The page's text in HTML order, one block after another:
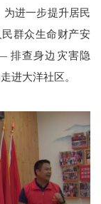
进一步提升居民
群众生命财产安
排查身边灾害隐
进大洋社区。